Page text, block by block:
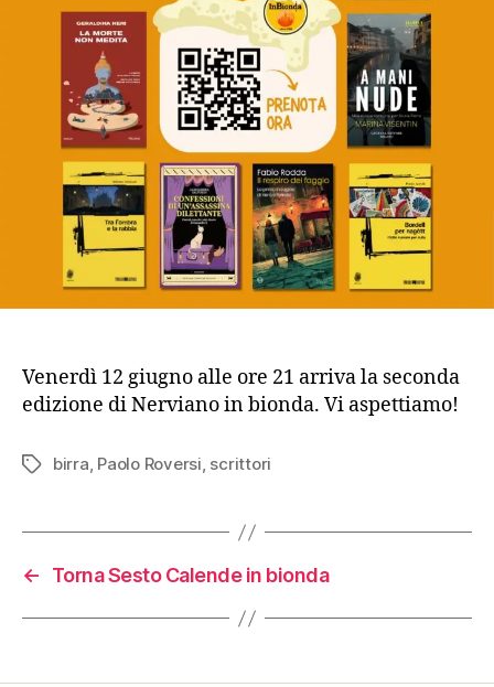
Venerdì 12 giugno alle ore 21 arriva la seconda
edizione di Nerviano in bionda. Vi aspettiamo!
Tag birra, Paolo Roversi, scrittori
← Torna Sesto Calende in bionda